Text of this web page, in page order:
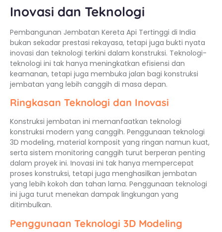
Inovasi dan Teknologi
Pembangunan Jembatan Kereta Api Tertinggi di India
bukan sekadar prestasi rekayasa, tetapi juga bukti nyata
inovasi dan teknologi terkini dalam konstruksi. Teknologi-
teknologi ini tak hanya meningkatkan efisiensi dan
keamanan, tetapi juga membuka jalan bagi konstruksi
jembatan yang lebih canggih di masa depan.
Ringkasan Teknologi dan Inovasi
Konstruksi jembatan ini memanfaatkan teknologi
konstruksi modern yang canggih. Penggunaan teknologi
3D modeling, material komposit yang ringan namun kuat,
serta sistem monitoring canggih turut berperan penting
dalam proyek ini. Inovasi ini tak hanya mempercepat
proses konstruksi, tetapi juga menghasilkan jembatan
yang lebih kokoh dan tahan lama. Penggunaan teknologi
ini juga turut menekan dampak lingkungan yang
ditimbulkan.
Penggunaan Teknologi 3D Modeling